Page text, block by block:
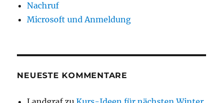
Nachruf
Microsoft und Anmeldung
NEUESTE KOMMENTARE